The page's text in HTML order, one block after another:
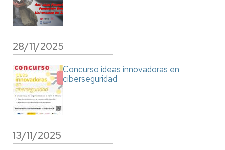
28/11/2025
Concurso ideas innovadoras en
ciberseguridad
13/11/2025